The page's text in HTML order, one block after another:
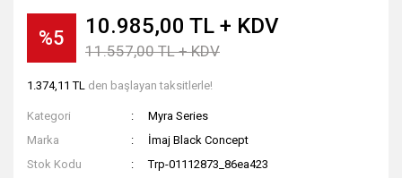
%5 10.985,00 TL + KDV
11.557,00 TL + KDV
1.374,11 TL den başlayan taksitlerle!
Kategori
Myra Series
Marka
İmaj Black Concept
Stok Kodu
Trp-01112873_86ea423